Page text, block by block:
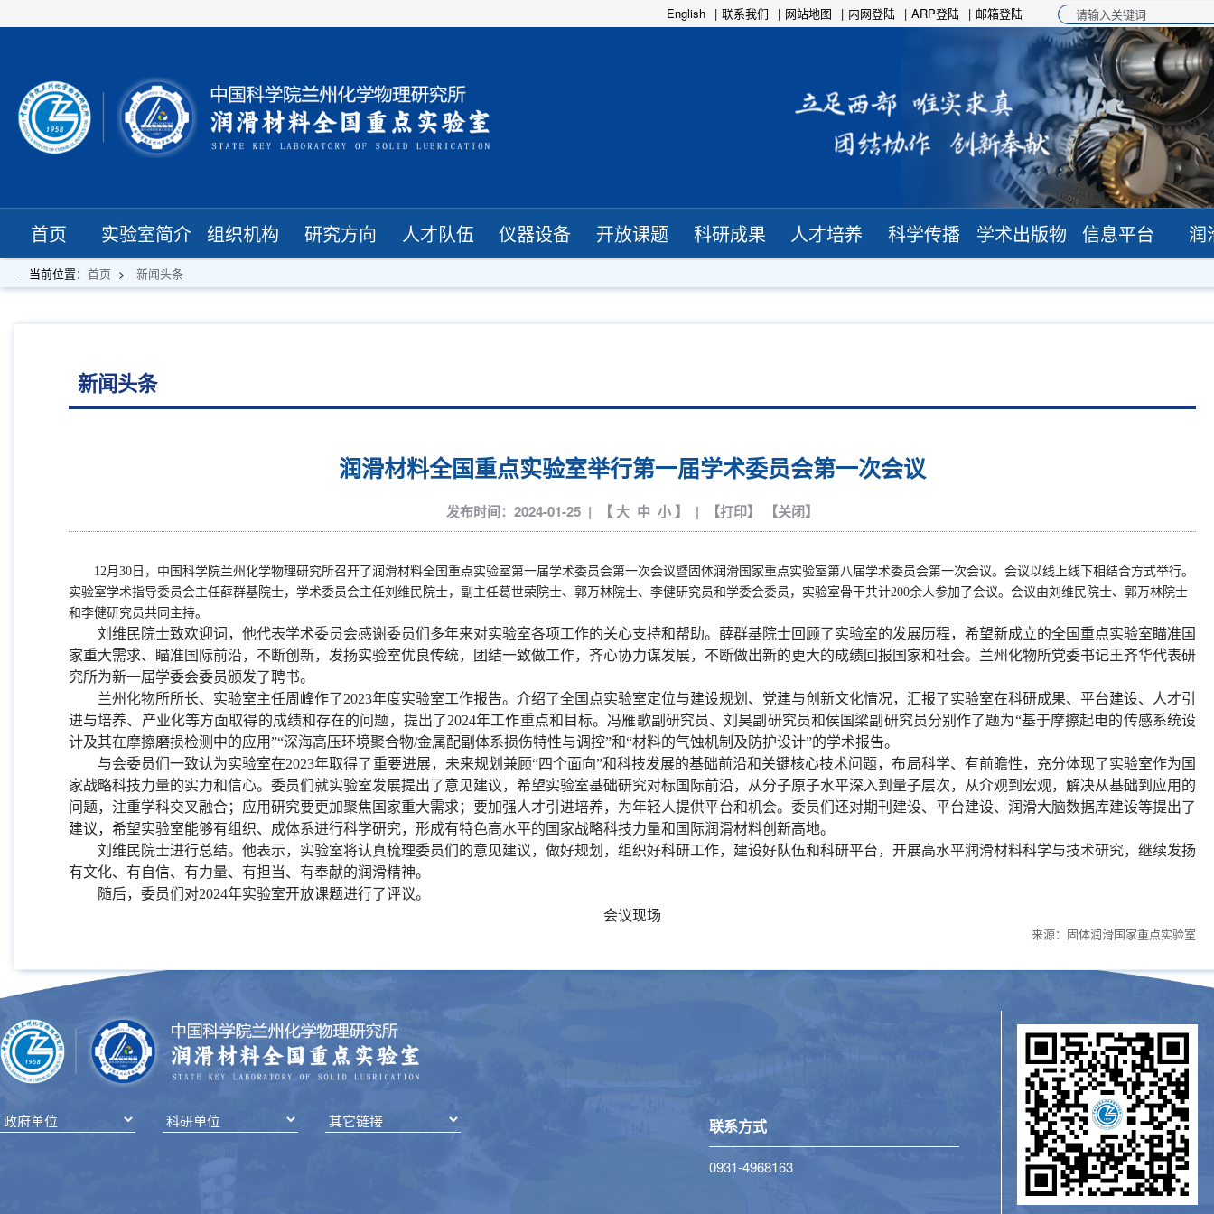
邮箱登陆
ARP登陆
内网登陆
网站地图
联系我们
English
首页 实验室简介 组织机构 研究方向 人才队伍 仪器设备 开放课题 科研成果 人才培养 科学传播 学术出版物 信息平台 润
当前位置： 首页 新闻头条
新闻头条
润滑材料全国重点实验室举行第一届学术委员会第一次会议
发布时间：2024-01-25 | 【 大 中 小】 | 【打印】 【关闭】
12月30 日，中国科学院兰州化学物理研究所召开了润滑材料全国重点实验室第一届学术委员会第一次会议暨固体润滑国家重点实验室第八届学术委员会第一次会议。会议以线上线下相结合方式举行。
实验室学术指导委员会主任薛群基院士，学术委员会主任刘维民院士，副主任葛世荣院士、郭万林院士、李健研究员和学委会委员，实验室骨干共计200余人参加了会议。会议由刘维民院士、郭万林院士
和李健研究员共同主持。
刘维民院士致欢迎词，他代表学术委员会感谢委员们多年来对实验室各项工作的关心支持和帮助。薛群基院士回顾了实验室的发展历程，希望新成立的全国重点实验室瞄准国
家重大需求、瞄准国际前沿，不断创新，发扬实验室优良传统，团结一致做工作，齐心协力谋发展，不断做出新的更大的成绩回报国家和社会。兰州化物所党委书记王齐华代表研
究所为新一届学委会委员颁发了聘书。
兰州化物所所长、实验室主任周峰作了2023年度实验室工作报告。介绍了全国点实验室定位与建设规划、党建与创新文化情况，汇报了实验室在科研成果、平台建设、人才引
进与培养、产业化等方面取得的成绩和存在的问题，提出了2024年工作重点和目标。冯雁歌副研究员、刘昊副研究员和侯国梁副研究员分别作了题为“基于摩擦起电的传感系统设
计及其在摩擦磨损检测中的应用”“深海高压环境聚合物/金属配副体系损伤特性与调控”和“材料的气蚀机制及防护设计”的学术报告。
与会委员们一致认为实验室在2023年取得了重要进展，未来规划兼顾“四个面向”和科技发展的基础前沿和关键核心技术问题，布局科学、有前瞻性，充分体现了实验室作为国
家战略科技力量的实力和信心。委员们就实验室发展提出了意见建议，希望实验室基础研究对标国际前沿，从分子原子水平深入到量子层次，从介观到宏观，解决从基础到应用的
问题，注重学科交叉融合；应用研究要更加聚焦国家重大需求；要加强人才引进培养，为年轻人提供平台和机会。委员们还对期刊建设、平台建设、润滑大脑数据库建设等提出了
建议，希望实验室能够有组织、成体系进行科学研究，形成有特色高水平的国家战略科技力量和国际润滑材料创新高地。
刘维民院士进行总结。他表示，实验室将认真梳理委员们的意见建议，做好规划，组织好科研工作，建设好队伍和科研平台，开展高水平润滑材料科学与技术研究，继续发扬
有文化、有自信、有力量、有担当、有奉献的润滑精神。
随后，委员们对2024年实验室开放课题进行了评议。
会议现场
来源：固体润滑国家重点实验室
联系方式
0931-4968163